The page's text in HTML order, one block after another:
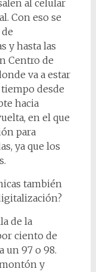
al celular
Con eso se
y hasta las
Centro de
va a estar
desde
hacia
en el que
para
ya que los
también
de la
ciento de
un 97 o 98.
y